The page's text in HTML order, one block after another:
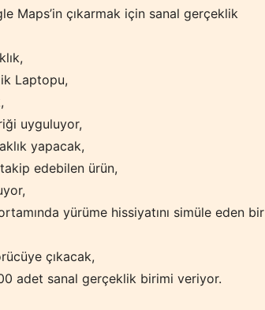
Maps’in çıkarmak için sanal gerçeklik
Laptopu,
uyguluyor,
yapacak,
edebilen ürün,
yürüme hissiyatını simüle eden bir
çıkacak,
adet sanal gerçeklik birimi veriyor.